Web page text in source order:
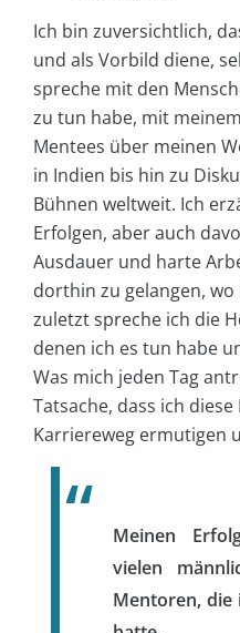
Ich bin zuversichtlich,
und als Vorbild diene,
spreche mit den
zu tun habe, mit
Mentees über meinen
in Indien bis hin zu
Bühnen weltweit. Ich
Erfolgen, aber auch
Ausdauer und harte
dorthin zu gelangen,
zuletzt spreche ich die
denen ich es tun habe
Was mich jeden Tag
Tatsache, dass ich
Karriereweg ermutigen
Meinen
vielen
Mentoren, die